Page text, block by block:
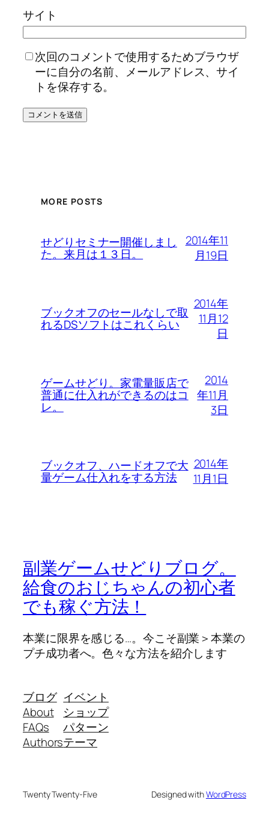
サイト
次回のコメントで使用するためブラウザ
ーに自分の名前、メールアドレス、サイ
トを保存する。
MORE POSTS
せどりセミナー開催しまし
た。来月は１３日。
2014年11
月19日
ブックオフのセールなしで取
れるDSソフトはこれくらい
2014年
11月12
日
ゲームせどり。家電量販店で
普通に仕入れができるのはコ
レ。
2014
年11月
3日
ブックオフ、ハードオフで大
量ゲーム仕入れをする方法
2014年
11月1日
副業ゲームせどりブログ。
給食のおじちゃんの初心者
でも稼ぐ方法！
本業に限界を感じる…。今こそ副業＞本業の
プチ成功者へ。色々な方法を紹介します
ブログ
About
FAQs
Authors
イベント
ショップ
パターン
テーマ
Twenty Twenty-Five Designed withWordPress